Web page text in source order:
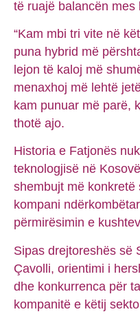
të ruajë balancën mes
“Kam mbi tri vite në
puna hybrid më
lejon të kaloj më
menaxhoj më lehtë
kam punuar më parë,
thotë ajo.
Historia e Fatjonës
teknologjisë në
shembujt më
kompani
përmirësimin e
Sipas drejtoreshës së
Çavolli, orientimi i
dhe konkurrenca për
kompanitë e këtij